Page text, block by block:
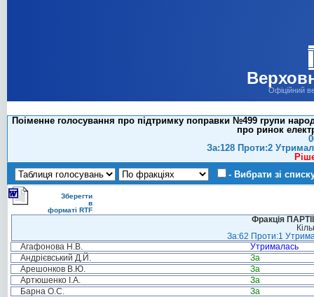
Офіційний
Поіменне голосування про підтримку поправки №499 групи
про ринок
За:128 Проти:2
- Вибрати зі
Зберегти
в
форматі RTF
Фракція
За:62 Проти:1
Агафонова Н.В.
Утрималась
Андрієвський Д.Й.
За
Арешонков В.Ю.
За
Артюшенко І.А.
За
Барна О.С.
За